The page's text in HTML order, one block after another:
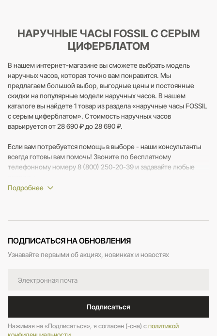
НАРУЧНЫЕ ЧАСЫ FOSSIL С СЕРЫМ
ЦИФЕРБЛАТОМ
В нашем интернет-магазине вы сможете выбрать модель
наручных часов, которая точно вам понравится. Мы
предлагаем большой выбор, выгодные цены и постоянные
скидки на популярные модели наручных часов. В нашем
каталоге вы найдете 1 товар из раздела «наручные часы FOSSIL
с серым циферблатом». Стоимость наручных часов
варьируется от 28 690 ₽ до 28 690 ₽.
Если вам потребуется помощь в выборе - наши консультанты
всегда готовы вам помочь! Звоните по бесплатному
телефонному номеру 8 (800) 250-20-39 и задавайте любые
ПОДПИСАТЬСЯ НА ОБНОВЛЕНИЯ
Узнавайте первыми об акциях, новинках и новостях
Подписаться
Нажимая на «Подписаться», я согласен (-сна) cполитикой